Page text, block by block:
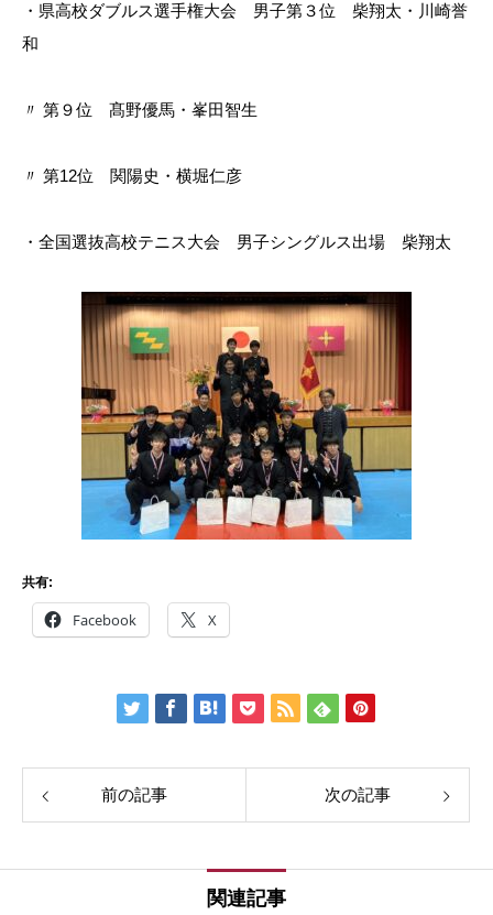
・県高校ダブルス選手権大会 男子第３位 柴翔太・川崎誉
和
〃 第９位 髙野優馬・峯田智生
〃 第12位 関陽史・横堀仁彦
・全国選抜高校テニス大会 男子シングルス出場 柴翔太
共有:
Facebook X
前の記事 次の記事
関連記事